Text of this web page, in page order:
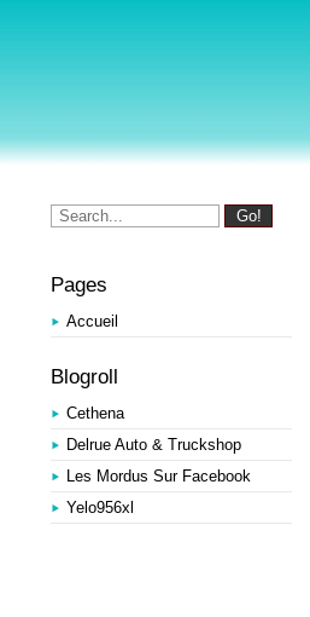
Pages
Accueil
Blogroll
Cethena
Delrue Auto & Truckshop
Les Mordus Sur Facebook
Yelo956xl